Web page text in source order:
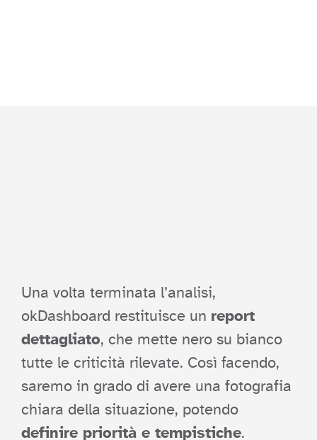
Una volta terminata l’analisi,
okDashboard restituisce un report
dettagliato, che mette nero su bianco
tutte le criticità rilevate. Così facendo,
saremo in grado di avere una fotografia
chiara della situazione, potendo
definire priorità e tempistiche.